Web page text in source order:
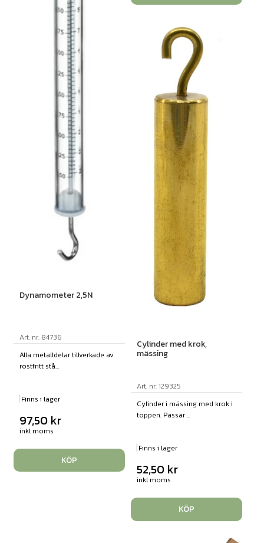
Dynamometer 2,5N
Art. nr: 84736
Alla metalldelar tillverkade av
rostfritt stå...
Finns i lager
97,50 kr
inkl moms
KÖP
Cylinder med krok,
mässing
Art. nr: 129325
Cylinder i mässing med krok i
toppen. Passar ...
Finns i lager
52,50 kr
inkl moms
KÖP